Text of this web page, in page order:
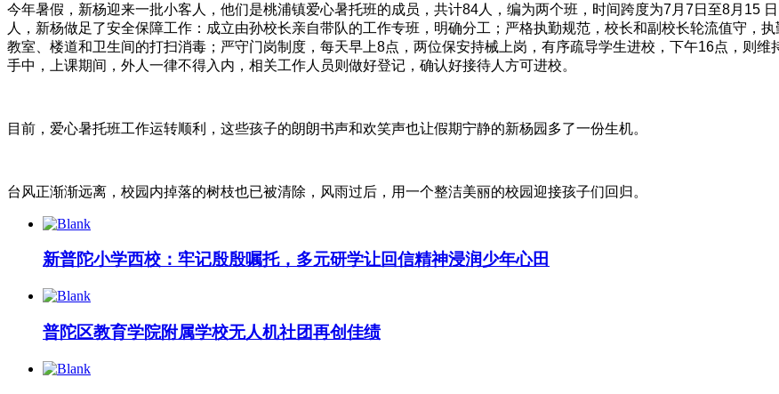
今年暑假，新杨迎来一批小客人，他们是桃浦镇爱心暑托班的成员，共计84人，编为两个班，时间跨度为7月7日至8月15
人，新杨做足了安全保障工作：成立由孙校长亲自带队的工作专班，明确分工；严格执勤规范，校长和副校长轮流值守，
教室、楼道和卫生间的打扫消毒；严守门岗制度，每天早上8点，两位保安持械上岗，有序疏导学生进校，下午16点，则
手中，上课期间，外人一律不得入内，相关工作人员则做好登记，确认好接待人方可进校。
目前，爱心暑托班工作运转顺利，这些孩子的朗朗书声和欢笑声也让假期宁静的新杨园多了一份生机。
台风正渐渐远离，校园内掉落的树枝也已被清除，风雨过后，用一个整洁美丽的校园迎接孩子们回归。
新普陀小学西校：牢记殷殷嘱托，多元研学让回信精神浸润少年心田
普陀区教育学院附属学校无人机社团再创佳绩